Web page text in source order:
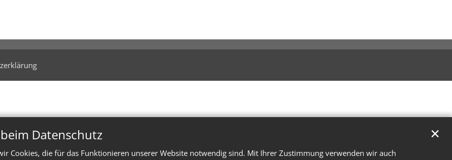
Datenschutz
Cookies, die für das Funktionieren unserer Website notwendig sind. Mit Ihrer Zustimmung verwenden wir auch
✕